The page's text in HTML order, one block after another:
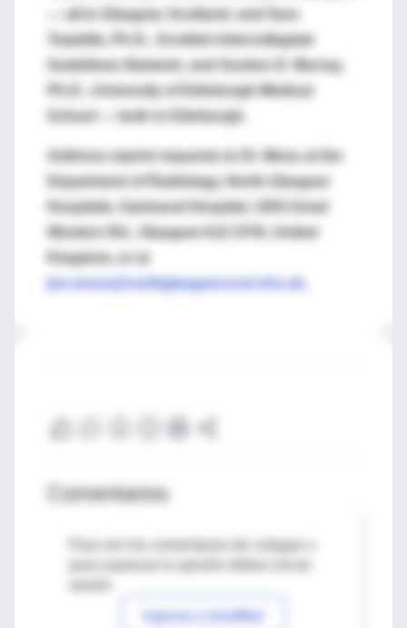
— all in Glasgow, Scotland; and Sara
Twaddle, Ph.D., Scottish Intercollegiate
Guidelines Network, and Gordon D. Murray,
Ph.D., University of Edinburgh Medical
School — both in Edinburgh.
Address reprint requests to Dr. Moss at the
Department of Radiology, North Glasgow
Hospitals, Gartnavel Hospital, 1053 Great
Western Rd., Glasgow G12 OYN, United
Kingdom, or at
jon.moss@northglasgow.scot.nhs.uk
Comentarios
Para ver los comentarios de colegas o
Ingresar a IntraMed